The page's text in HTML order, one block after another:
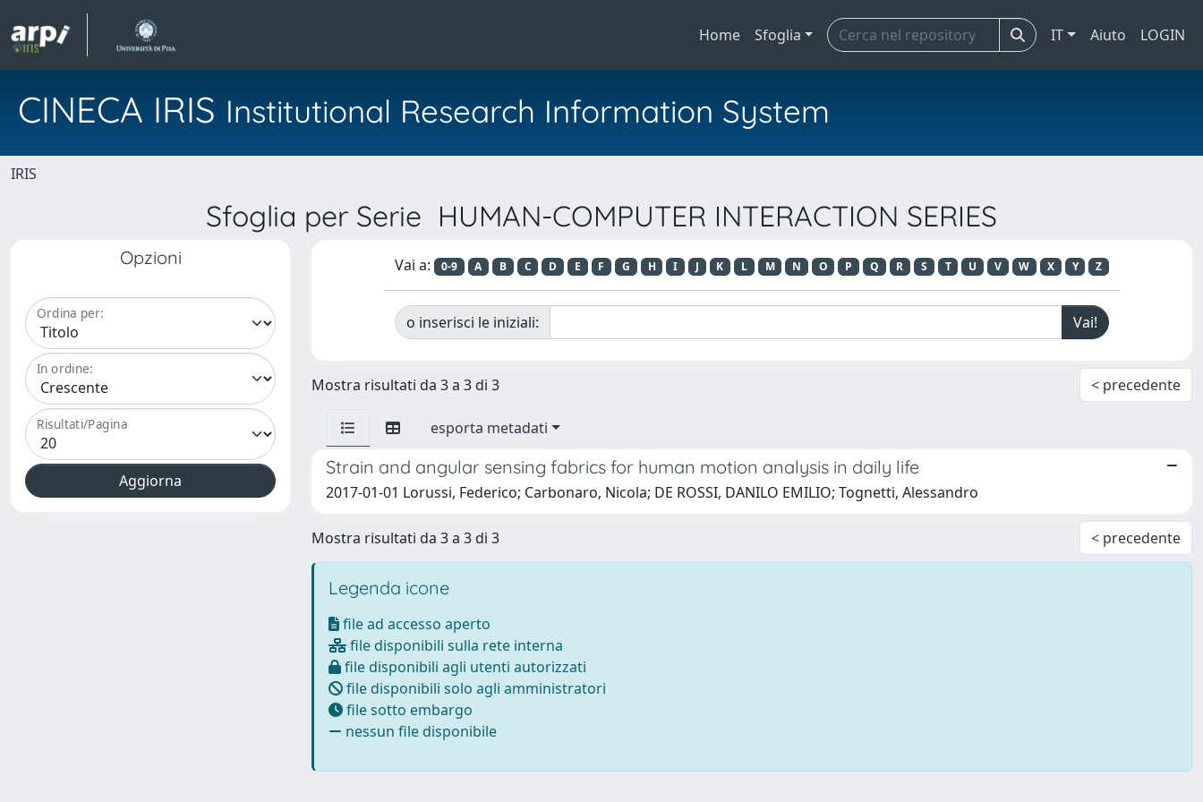
Home Sfoglia IT Aiuto LOGIN
CINECA IRIS Institutional Research Information System
IRIS
Sfoglia per Serie HUMAN-COMPUTER INTERACTION SERIES
Opzioni
Ordina per:
In ordine:
Risultati/Pagina
Vai a: 0-9 A B C D E F G H I J K L M N O P Q R S T U V W X Y Z
o inserisci le iniziali:
Mostra risultati da 3 a 3 di 3 < precedente
esporta metadati
Strain and angular sensing fabrics for human motion analysis in daily life
2017-01-01 Lorussi, Federico; Carbonaro, Nicola; DE ROSSI, DANILO EMILIO; Tognetti, Alessandro
Mostra risultati da 3 a 3 di 3 < precedente
Legenda icone
file ad accesso aperto
file disponibili sulla rete interna
file disponibili agli utenti autorizzati
file disponibili solo agli amministratori
file sotto embargo
nessun file disponibile